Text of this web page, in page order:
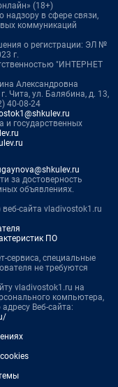
(18+)
надзору в сфере связи,
коммуникаций
о регистрации: ЭЛ №
г.
"ИНТЕРНЕТ
Александровна
Чита, ул. Балябина, д. 13,
40-08-24
и государственных
за достоверность
объявлениях.
сайта vladivostok1.ru
ПО
сервиса, специальные
не требуются
vladivostok1.ru на
компьютера,
Веб-сайта: